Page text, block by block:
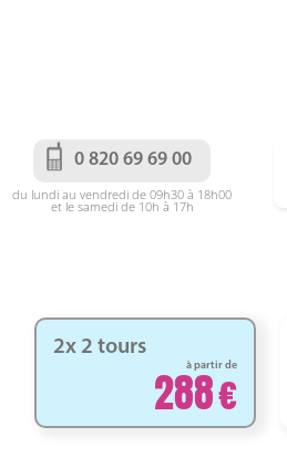
0 820 69 69 00
du lundi au vendredi de 09h30 à 18h00
et le samedi de 10h à 17h
2x 2 tours
à partir de
288